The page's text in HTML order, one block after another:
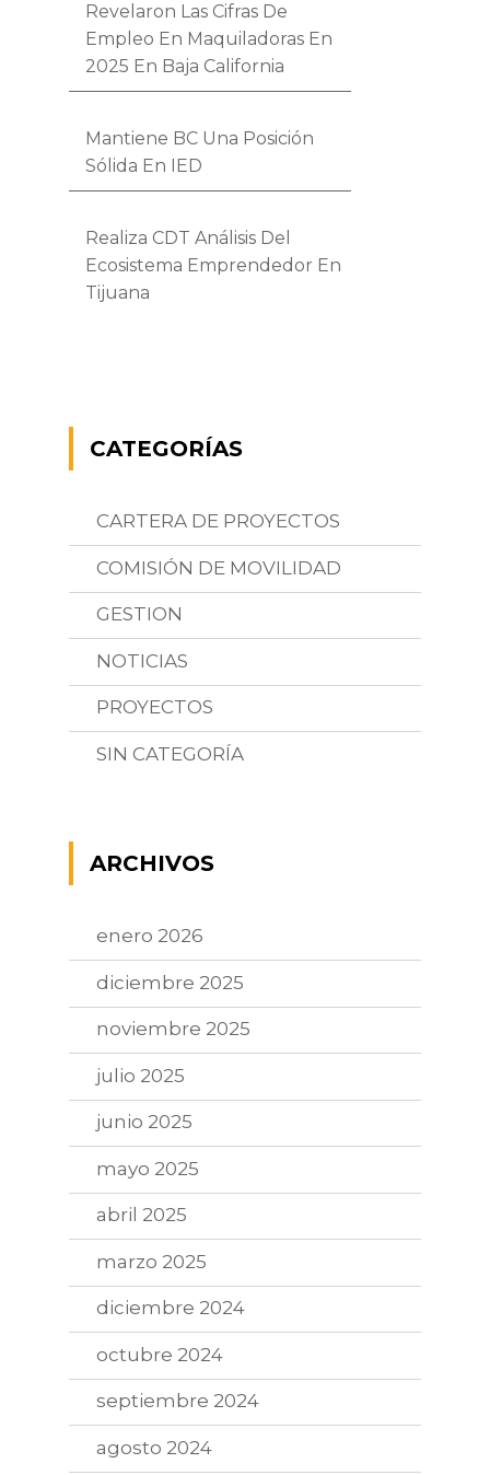
Revelaron Las Cifras De
Empleo En Maquiladoras En
2025 En Baja California
Mantiene BC Una Posición
Sólida En IED
Realiza CDT Análisis Del
Ecosistema Emprendedor En
Tijuana
CATEGORÍAS
CARTERA DE PROYECTOS
COMISIÓN DE MOVILIDAD
GESTION
NOTICIAS
PROYECTOS
SIN CATEGORÍA
ARCHIVOS
enero 2026
diciembre 2025
noviembre 2025
julio 2025
junio 2025
mayo 2025
abril 2025
marzo 2025
diciembre 2024
octubre 2024
septiembre 2024
agosto 2024